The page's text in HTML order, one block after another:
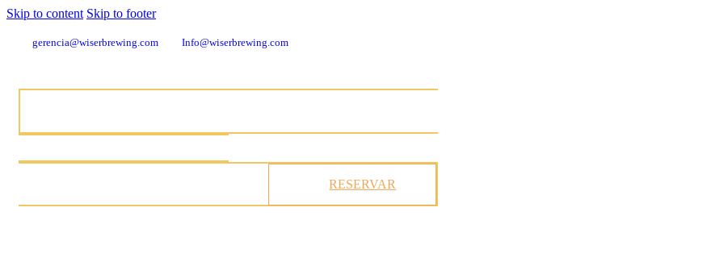
Skip to content Skip to footer
gerencia@wiserbrewing.com Info@wiserbrewing.com
RESERVAR